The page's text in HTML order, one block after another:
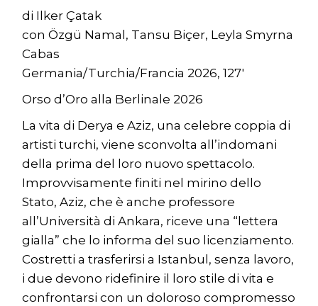
di Ilker Çatak
con Özgü Namal, Tansu Biçer, Leyla Smyrna
Cabas
Germania/Turchia/Francia 2026, 127′
Orso d’Oro alla Berlinale 2026
La vita di Derya e Aziz, una celebre coppia di
artisti turchi, viene sconvolta all’indomani
della prima del loro nuovo spettacolo.
Improvvisamente finiti nel mirino dello
Stato, Aziz, che è anche professore
all’Università di Ankara, riceve una “lettera
gialla” che lo informa del suo licenziamento.
Costretti a trasferirsi a Istanbul, senza lavoro,
i due devono ridefinire il loro stile di vita e
confrontarsi con un doloroso compromesso